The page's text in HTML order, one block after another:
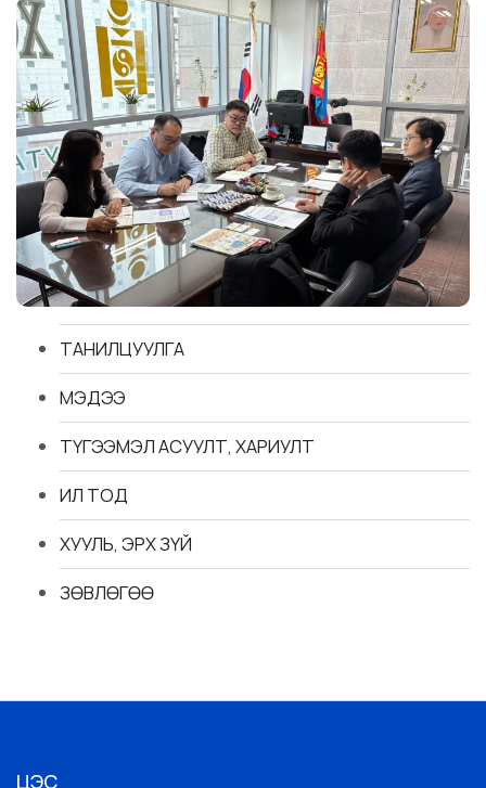
ТАНИЛЦУУЛГА
МЭДЭЭ
ТҮГЭЭМЭЛ АСУУЛТ, ХАРИУЛТ
ИЛ ТОД
ХУУЛЬ, ЭРХ ЗҮЙ
ЗӨВЛӨГӨӨ
ЦЭС